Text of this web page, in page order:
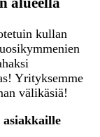
kullan
Yrityksemme
välikäsiä!